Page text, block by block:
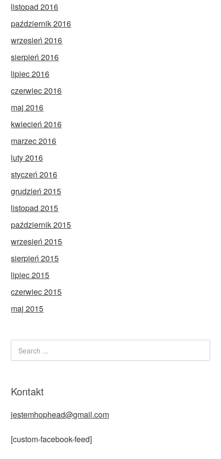
listopad 2016
październik 2016
wrzesień 2016
sierpień 2016
lipiec 2016
czerwiec 2016
maj 2016
kwiecień 2016
marzec 2016
luty 2016
styczeń 2016
grudzień 2015
listopad 2015
październik 2015
wrzesień 2015
sierpień 2015
lipiec 2015
czerwiec 2015
maj 2015
Kontakt
jestemhophead@gmail.com
[custom-facebook-feed]